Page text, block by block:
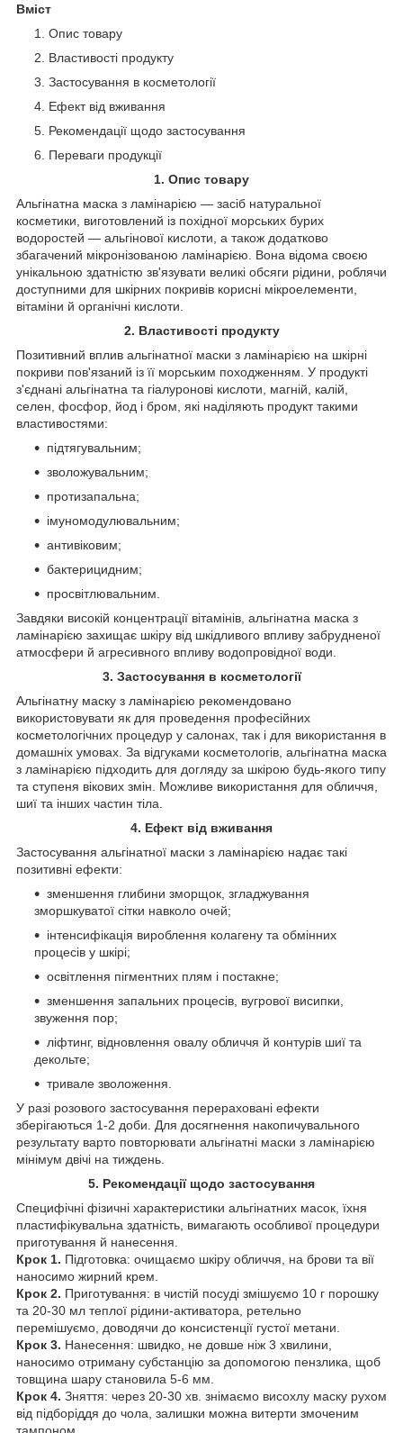
Вміст
Опис товару
Властивості продукту
Застосування в косметології
Ефект від вживання
Рекомендації щодо застосування
Переваги продукції
1. Опис товару
Альгінатна маска з ламінарією — засіб натуральної
косметики, виготовлений із похідної морських бурих
водоростей — альгінової кислоти, а також додатково
збагачений мікронізованою ламінарією. Вона відома своєю
унікальною здатністю зв'язувати великі обсяги рідини, роблячи
доступними для шкірних покривів корисні мікроелементи,
вітаміни й органічні кислоти.
2. Властивості продукту
Позитивний вплив альгінатної маски з ламінарією на шкірні
покриви пов'язаний із її морським походженням. У продукті
з'єднані альгінатна та гіалуронові кислоти, магній, калій,
селен, фосфор, йод і бром, які наділяють продукт такими
властивостями:
підтягувальним;
зволожувальним;
протизапальна;
імуномодулювальним;
антивіковим;
бактерицидним;
просвітлювальним.
Завдяки високій концентрації вітамінів, альгінатна маска з
ламінарією захищає шкіру від шкідливого впливу забрудненої
атмосфери й агресивного впливу водопровідної води.
3. Застосування в косметології
Альгінатну маску з ламінарією рекомендовано
використовувати як для проведення професійних
косметологічних процедур у салонах, так і для використання в
домашніх умовах. За відгуками косметологів, альгінатна маска
з ламінарією підходить для догляду за шкірою будь-якого типу
та ступеня вікових змін. Можливе використання для обличчя,
шиї та інших частин тіла.
4. Ефект від вживання
Застосування альгінатної маски з ламінарією надає такі
позитивні ефекти:
зменшення глибини зморщок, згладжування
зморшкуватої сітки навколо очей;
інтенсифікація вироблення колагену та обмінних
процесів у шкірі;
освітлення пігментних плям і постакне;
зменшення запальних процесів, вугрової висипки,
звуження пор;
ліфтинг, відновлення овалу обличчя й контурів шиї та
декольте;
тривале зволоження.
У разі розового застосування перераховані ефекти
зберігаються 1-2 доби. Для досягнення накопичувального
результату варто повторювати альгінатні маски з ламінарією
мінімум двічі на тиждень.
5. Рекомендації щодо застосування
Специфічні фізичні характеристики альгінатних масок, їхня
пластифікувальна здатність, вимагають особливої процедури
приготування й нанесення.
Крок 1. Підготовка: очищаємо шкіру обличчя, на брови та вії
наносимо жирний крем.
Крок 2. Приготування: в чистій посуді змішуємо 10 г порошку
та 20-30 мл теплої рідини-активатора, ретельно
перемішуємо, доводячи до консистенції густої метани.
Крок 3. Нанесення: швидко, не довше ніж 3 хвилини,
наносимо отриману субстанцію за допомогою пензлика, щоб
товщина шару становила 5-6 мм.
Крок 4. Зняття: через 20-30 хв. знімаємо висохлу маску рухом
від підборіддя до чола, залишки можна витерти змоченим
тампоном.